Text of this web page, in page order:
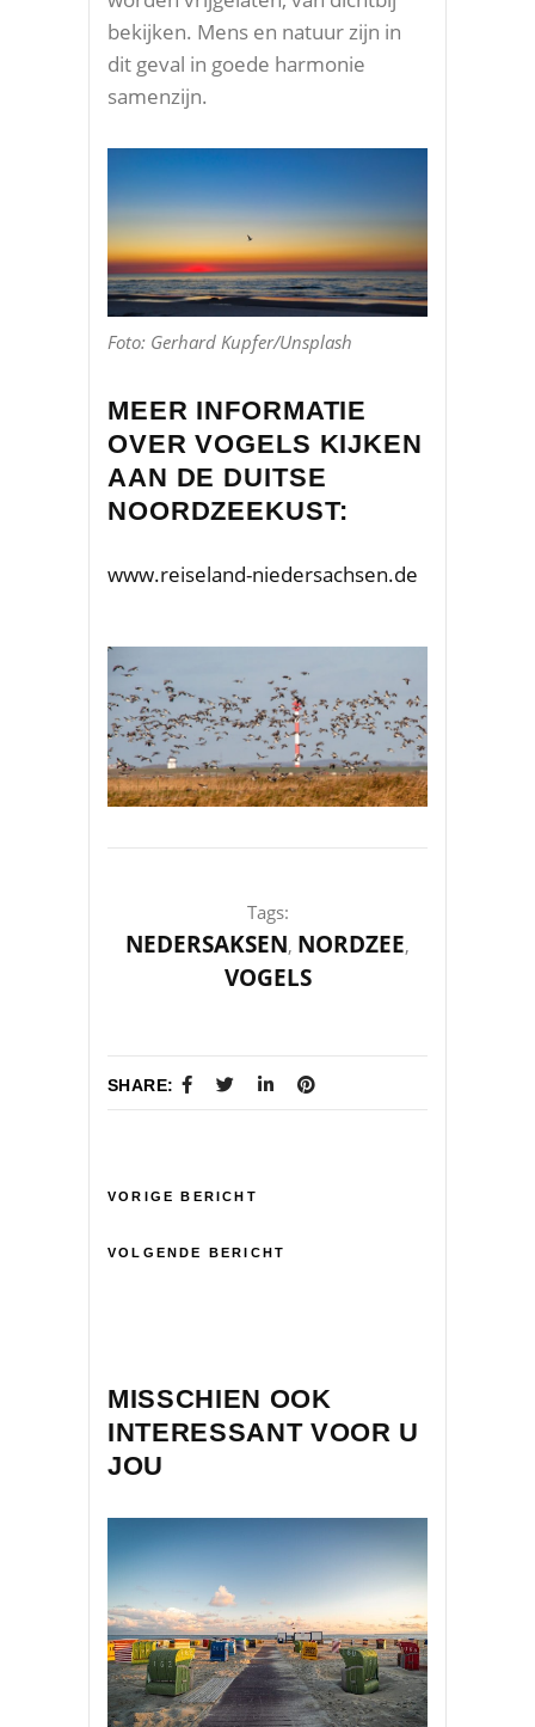
bekijken. Mens en natuur zijn in
dit geval in goede harmonie
samenzijn.
Foto: Gerhard Kupfer/Unsplash
MEER INFORMATIE
OVER VOGELS KIJKEN
AAN DE DUITSE
NOORDZEEKUST:
www.reiseland-niedersachsen.de
Tags:
NEDERSAKSEN, NORDZEE,
VOGELS
SHARE:
VORIGE BERICHT
VOLGENDE BERICHT
MISSCHIEN OOK
INTERESSANT VOOR U
JOU